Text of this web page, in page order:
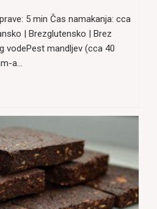
5 min Čas namakanja: cca
| Brezglutensko | Brez
vodePest mandljev (cca 40
a…